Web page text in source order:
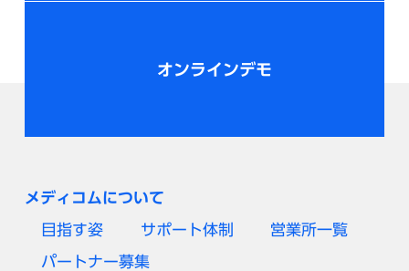
オンラインデモ
メディコムについて
目指す姿 サポート体制 営業所一覧
パートナー募集